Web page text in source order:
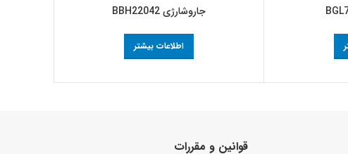
جاروشارژی BBH22042
اطلاعات بیشتر
قوانین و مقررات